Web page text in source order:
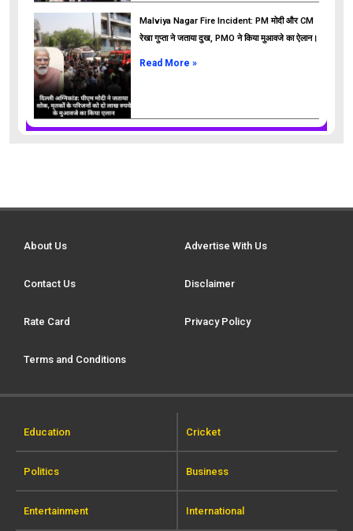
Malviya Nagar Fire Incident: PM मोदी और CM
रेखा गुप्ता ने जताया दुख, PMO ने किया मुआवजे का ऐलान।
Read More »
About Us Advertise With Us
Contact Us Disclaimer
Rate Card Privacy Policy
Terms and Conditions
Education Cricket
Politics Business
Entertainment International